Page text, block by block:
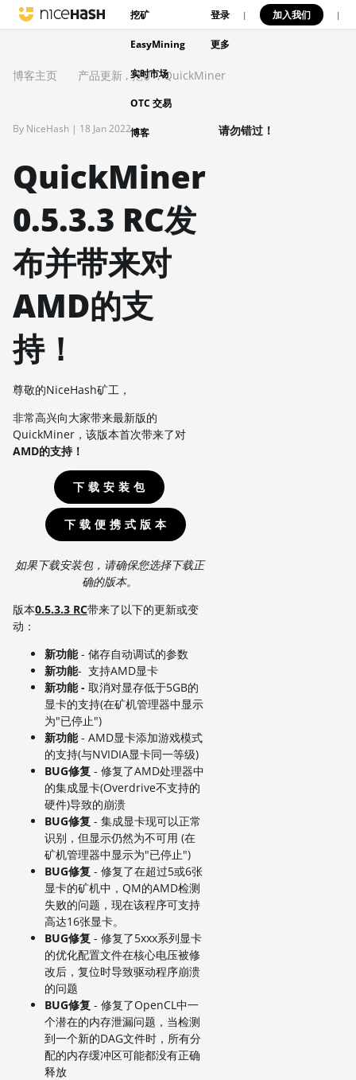
挖矿
EasyMining
实时市场
OTC 交易
博客
登录 | 加入我们 |
更多
博客主页 产品更新 , 挖矿 , QuickMiner
By NiceHash | 18 Jan 2022
QuickMiner
0.5.3.3 RC发
布并带来对
AMD的支
持！
尊敬的NiceHash矿工，
非常高兴向大家带来最新版的
QuickMiner，该版本首次带来了对
AMD的支持！
下 载 安 装 包
下 载 便 携 式 版 本
如果下载安装包，请确保您选择下载正
确的版本。
版本0.5.3.3 RC带来了以下的更新或变
动：
新功能- 储存自动调试的参数
新功能- 支持AMD显卡
新功能- 取消对显存低于5GB的
显卡的支持(在矿机管理器中显示
为"已停止")
新功能- AMD显卡添加游戏模式
的支持(与NVIDIA显卡同一等级)
BUG修复 - 修复了AMD处理器中
的集成显卡(Overdrive不支持的
硬件)导致的崩溃
BUG修复 - 集成显卡现可以正常
识别，但显示仍然为不可用 (在
矿机管理器中显示为"已停止")
BUG修复 - 修复了在超过5或6张
显卡的矿机中，QM的AMD检测
失败的问题，现在该程序可支持
高达16张显卡。
BUG修复 - 修复了5xxx系列显卡
的优化配置文件在核心电压被修
改后，复位时导致驱动程序崩溃
的问题
BUG修复 - 修复了OpenCL中一
个潜在的内存泄漏问题，当检测
到一个新的DAG文件时，所有分
配的内存缓冲区可能都没有正确
释放
请勿错过！